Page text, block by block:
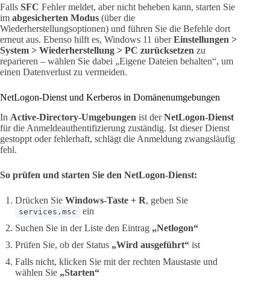
Falls SFC Fehler meldet, aber nicht beheben kann, starten Sie
im abgesicherten Modus (über die
Wiederherstellungsoptionen) und führen Sie die Befehle dort
erneut aus. Ebenso hilft es, Windows 11 überEinstellungen >
System > Wiederherstellung > PC zurücksetzen zu
reparieren – wählen Sie dabei „Eigene Dateien behalten“, um
einen Datenverlust zu vermeiden.
NetLogon-Dienst und Kerberos in Domänenumgebungen
In Active-Directory-Umgebungen ist derNetLogon-Dienst
für die Anmeldeauthentifizierung zuständig. Ist dieser Dienst
gestoppt oder fehlerhaft, schlägt die Anmeldung zwangsläufig
fehl.
So prüfen und starten Sie den NetLogon-Dienst:
Drücken Sie Windows-Taste + R, geben Sie
services.msc
ein
Suchen Sie in der Liste den Eintrag „Netlogon“
Prüfen Sie, ob der Status „Wird ausgeführt“ ist
Falls nicht, klicken Sie mit der rechten Maustaste und
wählen Sie „Starten“